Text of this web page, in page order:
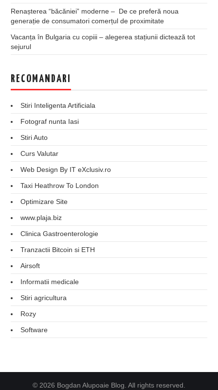
Renașterea “băcăniei” moderne – De ce preferă noua
generație de consumatori comerțul de proximitate
Vacanța în Bulgaria cu copiii – alegerea stațiunii dictează tot
sejurul
RECOMANDARI
Stiri Inteligenta Artificiala
Fotograf nunta Iasi
Stiri Auto
Curs Valutar
Web Design By IT eXclusiv.ro
Taxi Heathrow To London
Optimizare Site
www.plaja.biz
Clinica Gastroenterologie
Tranzactii Bitcoin si ETH
Airsoft
Informatii medicale
Stiri agricultura
Rozy
Software
© 2026 Bogdan Alupoaie Blog. All rights reserved.